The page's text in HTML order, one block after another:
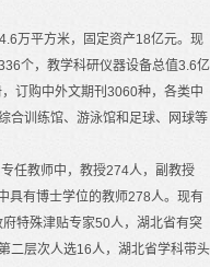
万平方米，固定资产18亿元。现
个，教学科研仪器设备总值3.6亿
订购中外文期刊 3060种，各类中
合训练馆、游泳馆和足球、网球等
任教师中，教授274人，副教授
具有博士学位的教师278人。现有
特殊津贴专家50人，湖北省有突
二层次人选16人，湖北省学科带头